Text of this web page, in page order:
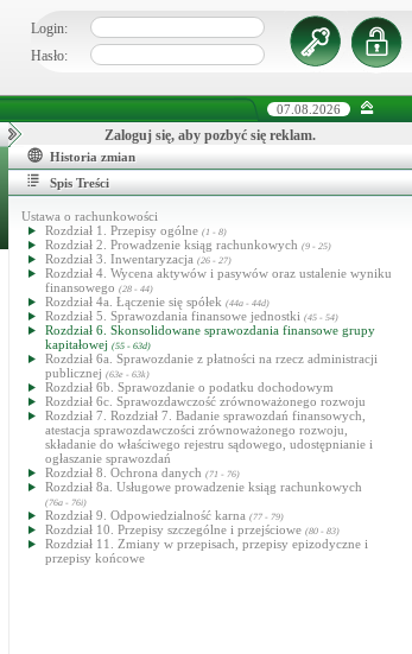
Login:
Hasło:
07.08.2026
Zaloguj się, aby pozbyć się reklam.
Historia zmian
Spis Treści
Ustawa o rachunkowości
Rozdział 1. Przepisy ogólne (1 - 8)
Rozdział 2. Prowadzenie ksiąg rachunkowych (9 - 25)
Rozdział 3. Inwentaryzacja (26 - 27)
Rozdział 4. Wycena aktywów i pasywów oraz ustalenie wyniku
finansowego (28 - 44)
Rozdział 4a. Łączenie się spółek (44a - 44d)
Rozdział 5. Sprawozdania finansowe jednostki (45 - 54)
Rozdział 6. Skonsolidowane sprawozdania finansowe grupy
kapitałowej (55 - 63d)
Rozdział 6a. Sprawozdanie z płatności na rzecz administracji
publicznej (63e - 63k)
Rozdział 6b. Sprawozdanie o podatku dochodowym
Rozdział 6c. Sprawozdawczość zrównoważonego rozwoju
Rozdział 7. Rozdział 7. Badanie sprawozdań finansowych,
atestacja sprawozdawczości zrównoważonego rozwoju,
składanie do właściwego rejestru sądowego, udostępnianie i
ogłaszanie sprawozdań
Rozdział 8. Ochrona danych (71 - 76)
Rozdział 8a. Usługowe prowadzenie ksiąg rachunkowych
(76a - 76i)
Rozdział 9. Odpowiedzialność karna (77 - 79)
Rozdział 10. Przepisy szczególne i przejściowe (80 - 83)
Rozdział 11. Zmiany w przepisach, przepisy epizodyczne i
przepisy końcowe